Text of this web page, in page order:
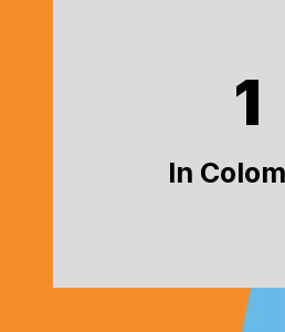
1
In